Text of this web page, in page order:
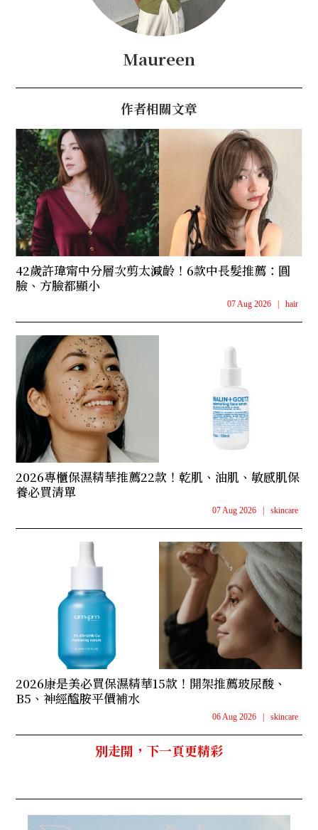
Maureen
作者相關文章
42歲許瑋甯中分層次剪太減齡！6款中長髮推薦：圓
臉、方臉都顯小
07 Aug 2026 hair
2026專櫃保濕精華推薦22款！乾肌、油肌、敏感肌保
養必買清單
07 Aug 2026 skincare
2026康是美必買保濕精華15款！開架推薦玻尿酸、
B5、神經醯胺平價補水
06 Aug 2026 skincare
別走開，下一頁更精彩